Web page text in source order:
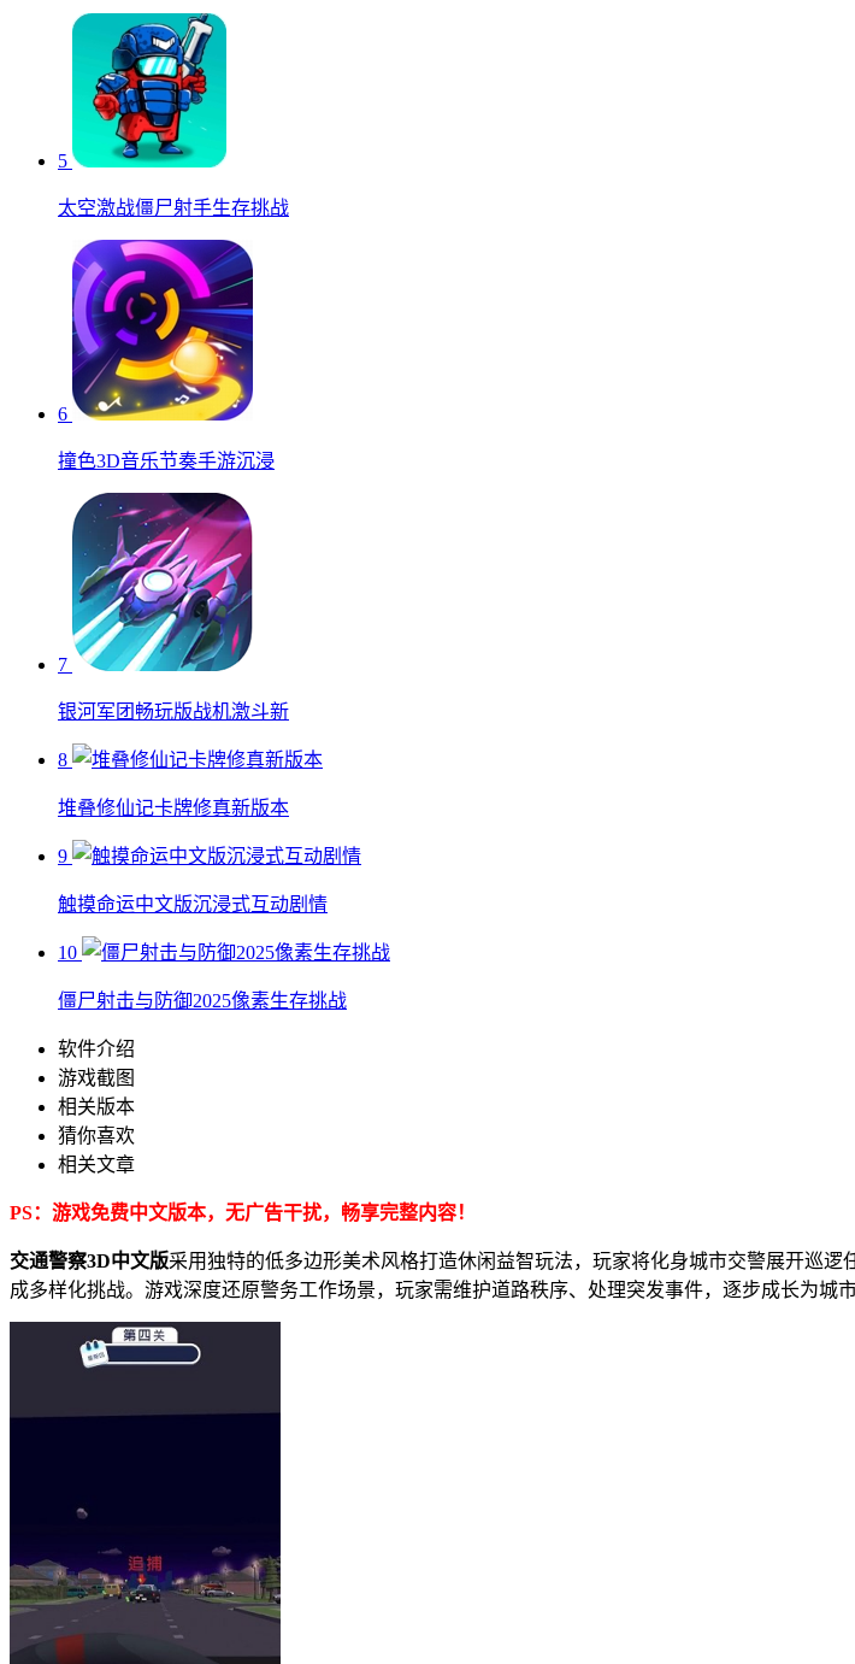
5
太空激战僵尸射手生存挑战
6
撞色3D音乐节奏手游沉浸
7
银河军团畅玩版战机激斗新
8
堆叠修仙记卡牌修真新版本
9
触摸命运中文版沉浸式互动剧情
10
僵尸射击与防御2025像素生存挑战
软件介绍
游戏截图
相关版本
猜你喜欢
相关文章
PS：游戏免费中文版本，无广告干扰，畅享完整内容！
交通警察3D中文版采用独特的低多边形美术风格打造休闲益智玩法，玩家将化身城市交警展开巡
成多样化挑战。游戏深度还原警务工作场景，玩家需维护道路秩序、处理突发事件，逐步成长为城市